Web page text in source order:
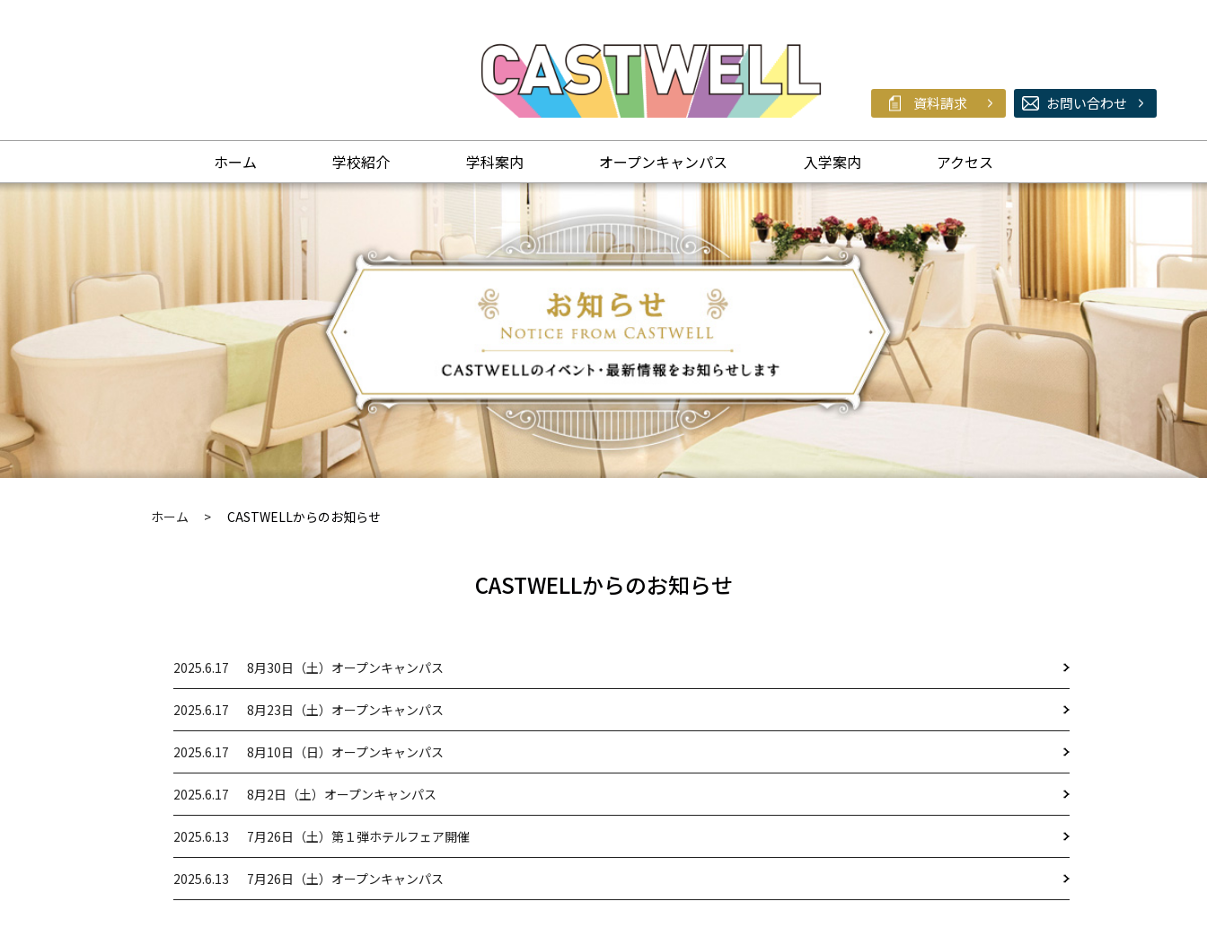
資料請求 お問い合わせ
ホーム 学校紹介 学科案内 オープンキャンパス 入学案内 アクセス
ホーム CASTWELLからのお知らせ
CASTWELLからのお知らせ
2025.6.17 8月30日（土）オープンキャンパス
2025.6.17 8月23日（土）オープンキャンパス
2025.6.17 8月10日（日）オープンキャンパス
2025.6.17 8月2日（土）オープンキャンパス
2025.6.13 7月26日（土）第１弾ホテルフェア開催
2025.6.13 7月26日（土）オープンキャンパス